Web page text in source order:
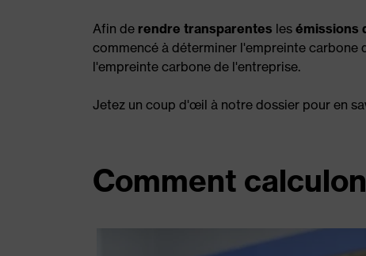
Afin de rendre transparentes les émissions
commencé à déterminer l'empreinte carbone
l'empreinte carbone de l'entreprise.
Jetez un coup d'œil à notre dossier pour en
Comment